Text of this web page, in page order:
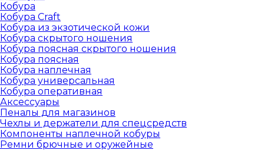
Кобура
Кобура Craft
Кобура из экзотической кожи
Кобура скрытого ношения
Кобура поясная скрытого ношения
Кобура поясная
Кобура наплечная
Кобура универсальная
Кобура оперативная
Аксессуары
Пеналы для магазинов
Чехлы и держатели для спецсредств
Компоненты наплечной кобуры
Ремни брючные и оружейные